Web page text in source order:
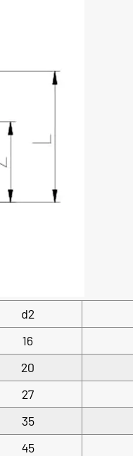
d2
16
20
27
35
45